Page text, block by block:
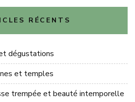
RÉCENTS
dégustations
et temples
trempée et beauté intemporelle